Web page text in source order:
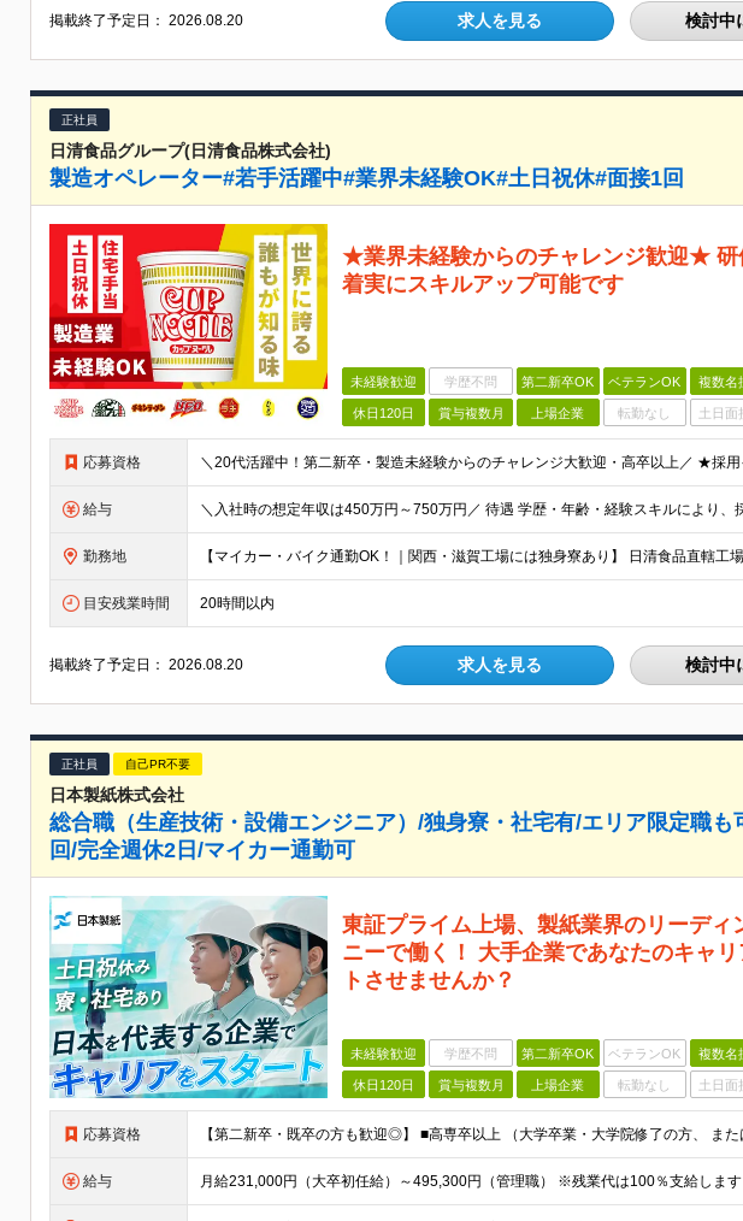
掲載終了予定日：2026.08.20 求人を見る 検討中
正社員
日清食品グループ(日清食品株式会社)
製造オペレーター#若手活躍中#業界未経験OK#土日祝休#面接1回
★業界未経験からのチャレンジ歓迎★ 研
着実にスキルアップ可能です
未経験歓迎 学歴不問 第二新卒OK ベテランOK 複数名
休日120日 賞与複数月 上場企業 転勤なし 土日面
応募資格
給与
勤務地
目安残業時間 20時間以内
掲載終了予定日：2026.08.20 求人を見る 検討中
正社員 自己PR不要
日本製紙株式会社
総合職（生産技術・設備エンジニア）/独身寮・社宅有/エリア限定職も
回/完全週休2日/マイカー通勤可
東証プライム上場、製紙業界のリーディ
ニーで働く！ 大手企業であなたのキャ
トさせませんか？
未経験歓迎 学歴不問 第二新卒OK ベテランOK 複数名
休日120日 賞与複数月 上場企業 転勤なし 土日面
応募資格
給与